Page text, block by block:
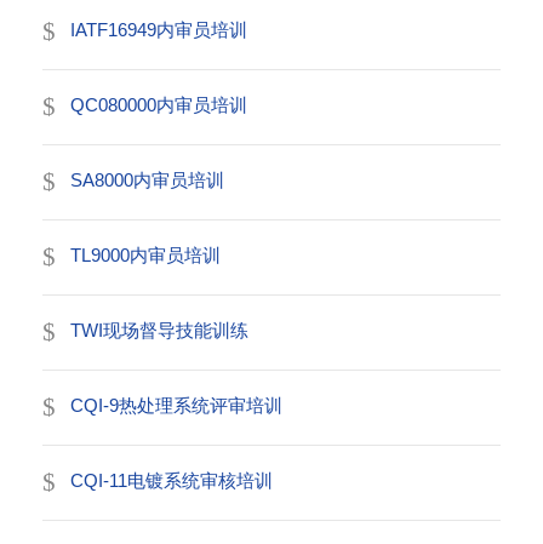
IATF16949内审员培训
QC080000内审员培训
SA8000内审员培训
TL9000内审员培训
TWI现场督导技能训练
CQI-9热处理系统评审培训
CQI-11电镀系统审核培训